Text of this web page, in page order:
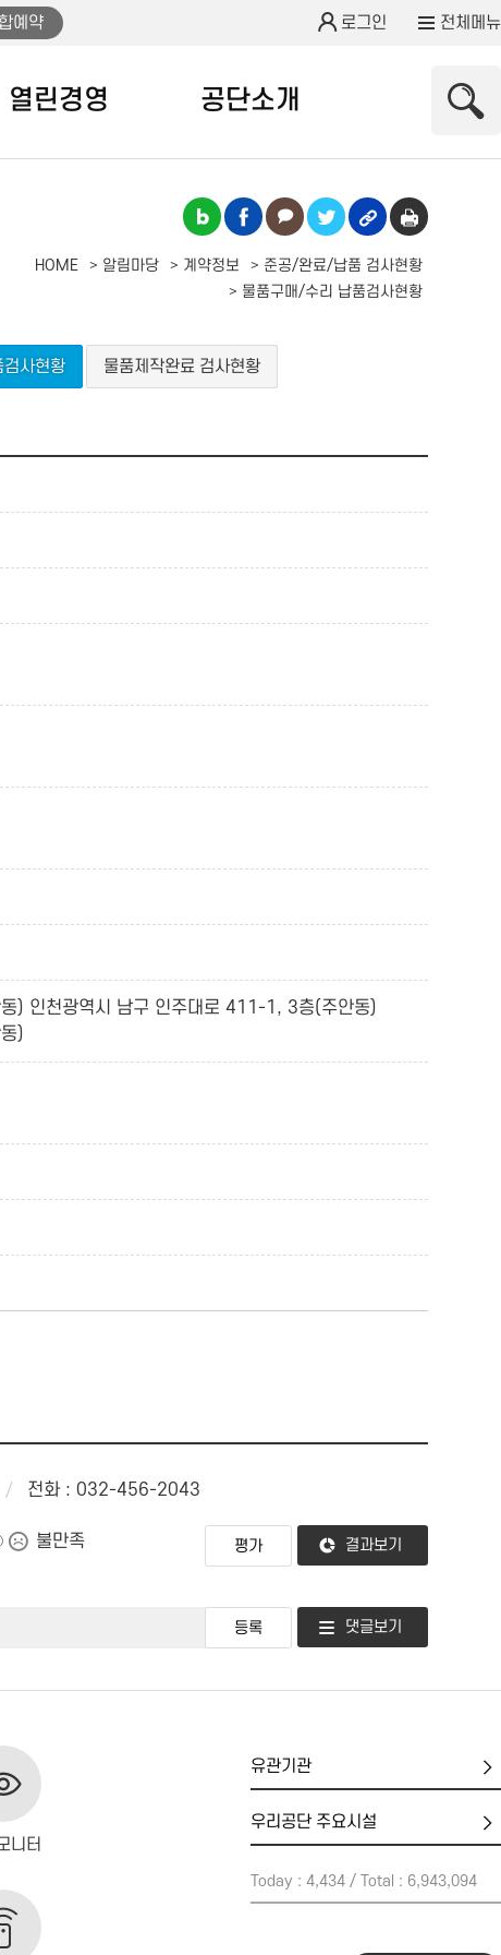
예약 로그인 전체메뉴
열린경영 공단소개
HOME 알림마당 계약정보
준공/완료/납품 검사현황
물품구매/수리 납품검사현황
사현황 물품제작완료 검사현황
) 인천광역시 남구 인주대로 411-1, 3층(주안동)
)
전화 : 032-456-2043
불만족
결과보기
댓글보기
니터
유
관
우
단
주
Today : 4,434 / Total : 6,943,094